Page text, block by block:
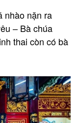
nhào nặn ra
– Bà chúa
thai còn có bà